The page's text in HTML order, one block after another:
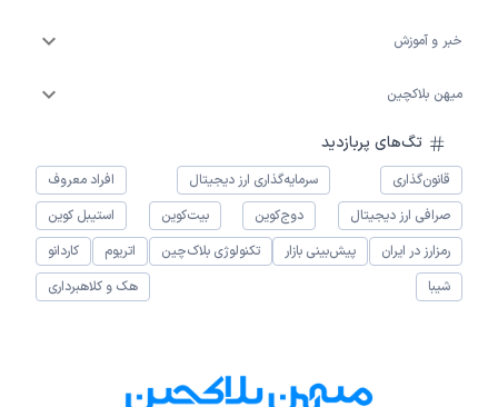
خبر و آموزش
میهن بلاکچین
تگ‌های پربازدید
قانون‌گذاری سرمایه‌گذاری ارز دیجیتال
افراد معروف
صرافی ارز دیجیتال
دوج‌کوین بیت‌کوین
استیبل کوین
رمزارز در ایران
پیش‌بینی بازار تکنولوژی بلاک‌چین اتریوم
کاردانو
شیبا
هک و کلاهبرداری